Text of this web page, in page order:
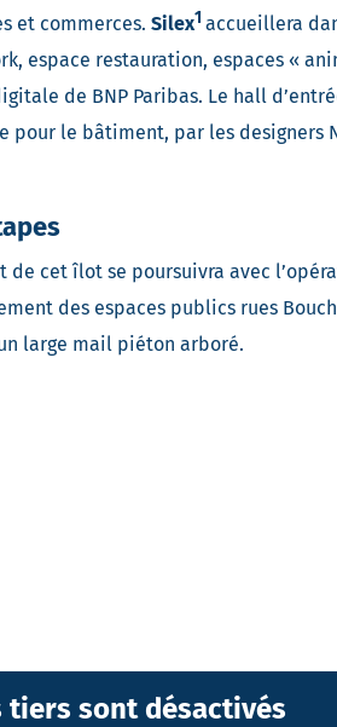
et commerces. Silex1 accueillera
espace restauration, espaces «
de BNP Paribas. Le hall
pour le bâtiment, par les designers
de cet îlot se poursuivra avec
des espaces publics rues
large mail piéton arboré.
tiers sont désactivés